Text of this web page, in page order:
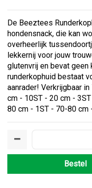
De Beeztees
hondensnack, die kan
overheerlijk
lekkernij voor jouw
glutenvrij en bevat
runderkophuid bestaat
aanrader! Verkrijgbaar
cm - 10ST - 20 cm -
80 cm - 1ST - 70-80 cm